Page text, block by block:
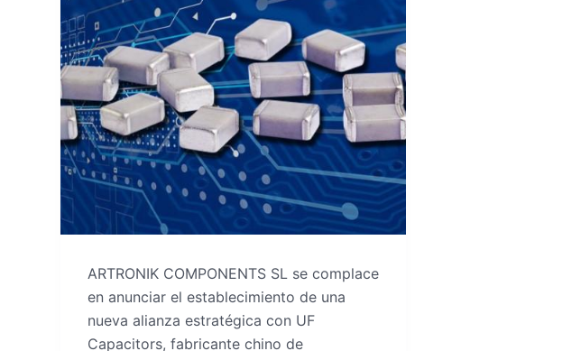
ARTRONIK COMPONENTS SL se complace
en anunciar el establecimiento de una
nueva alianza estratégica con UF
Capacitors, fabricante chino de